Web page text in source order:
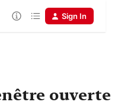
Sign In
ouverte